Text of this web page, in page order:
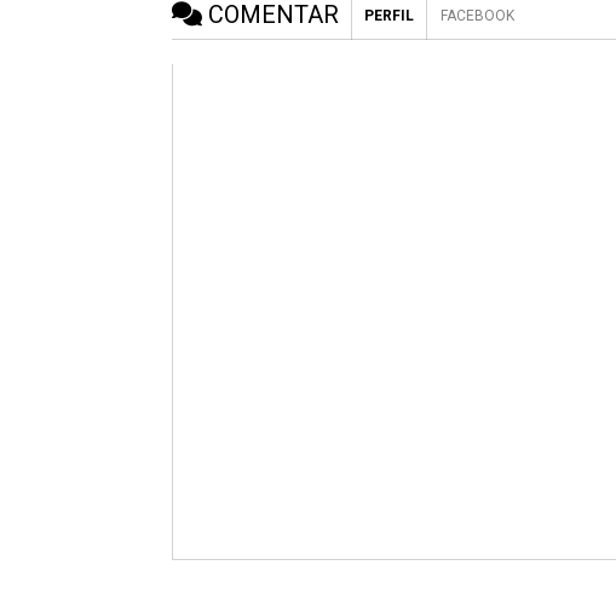
COMENTAR PERFIL FACEBOOK